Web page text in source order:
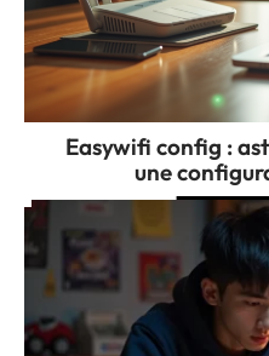
Easywifi config :
une